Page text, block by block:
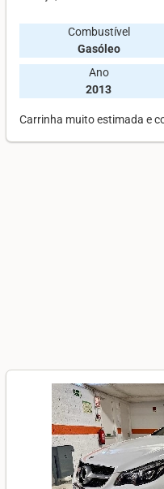
Combustível
Gasóleo
Ano
2013
Carrinha muito estimada e